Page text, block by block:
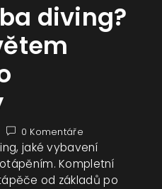
diving?
0 Komentáře
jaké vybavení
Kompletní
od základů po